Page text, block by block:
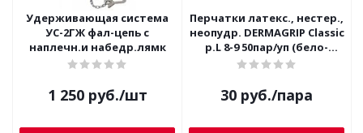
Удерживающая система
УС-2ГЖ фал-цепь с
наплечн.и набедр.лямк
1 250руб./шт
Перчатки латекс., нестер.,
неопудр. DERMAGRIP Classic
р.L 8-9 50пар/уп (бело-
желтый)
30 руб./пара